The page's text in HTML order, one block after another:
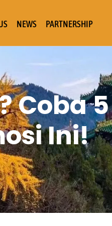
NEWS PARTNERSHIP
Coba
Ini!